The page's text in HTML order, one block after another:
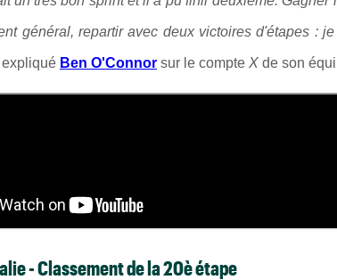
général, repartir avec deux victoires d'étapes :
expliqué Ben O'Connor sur le compte X de son
- Classement de la 20è étape